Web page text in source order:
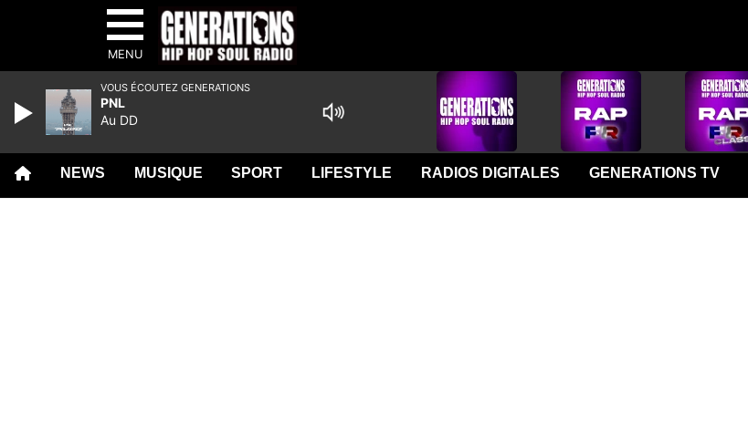
MENU
NEWS MUSIQUE SPORT LIFESTYLE RADIOS DIGITALES GENERATIONS TV
VOUS ÉCOUTEZ GENERATIONS
PNL
Au DD